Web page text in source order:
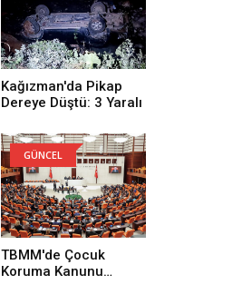
Kağızman'da Pikap
Dereye Düştü: 3 Yaralı
GÜNCEL
TBMM'de Çocuk
Koruma Kanunu